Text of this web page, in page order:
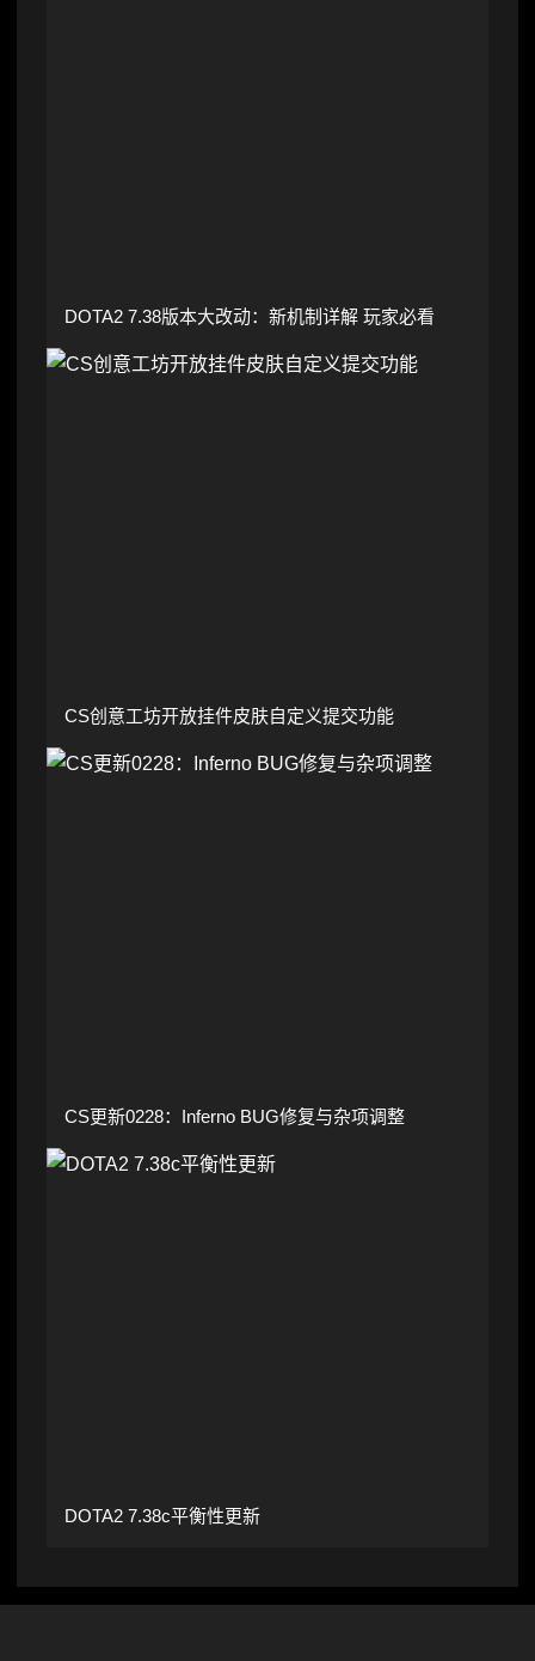
DOTA2 7.38版本大改动：新机制详解 玩家必看
CS创意工坊开放挂件皮肤自定义提交功能
CS更新0228：Inferno BUG修复与杂项调整
DOTA2 7.38c平衡性更新